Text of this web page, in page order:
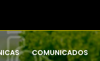
COMUNICADOS